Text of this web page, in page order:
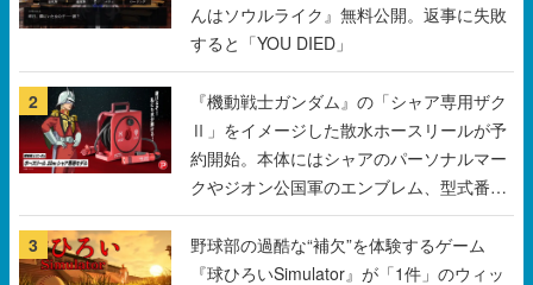
2
『機動戦士ガンダム』の「シャア専用ザク
Ⅱ」をイメージした散水ホースリールが予
約開始。本体にはシャアのパーソナルマー
クやジオン公国軍のエンブレム、型式番号
などを配置
3
野球部の過酷な“補欠”を体験するゲーム
『球ひろいSimulator』が「1件」のウィッ
シュリストをもとにチェコ語に対応しSNS
で話題に。『キングダム・カム』開発元や
チェコのプロ野球選手から称賛の声